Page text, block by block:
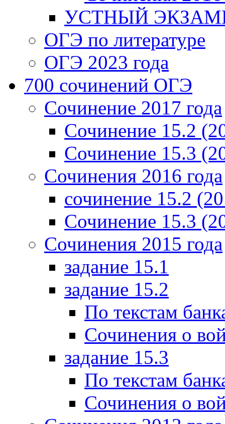
УСТНЫЙ
ОГЭ по литературе
ОГЭ 2023 года
700 cочинений ОГЭ
Сочинение 2017 года
Сочинение 15.2
Сочинение 15.3
Сочинения 2016 года
сочинение 15.2
Сочинение 15.3
Сочинения 2015 года
задание 15.1
задание 15.2
По текстам
Сочинения о
задание 15.3
По текстам
Сочинения о